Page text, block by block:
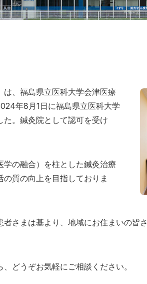
、福島県立医科大学会津医療
年8月1日に福島県立医科大学
。鍼灸院として認可を受け
の融合）を柱とした鍼灸治療
質の向上を目指しておりま
さまは基より、地域にお住まいの皆
どうぞお気軽にご相談ください。